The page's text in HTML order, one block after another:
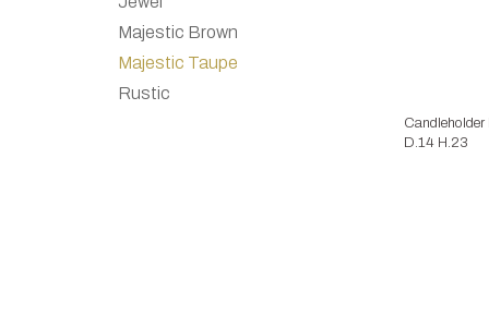
Majestic Brown
Majestic Taupe
Rustic
Candleholder
D.14 H.23